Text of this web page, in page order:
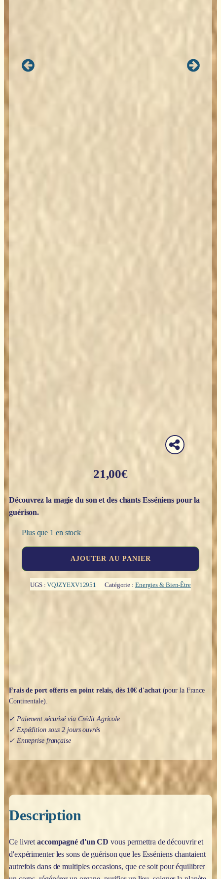
21,00€
Découvrez la magie du son et des chants Esséniens pour la
guérison.
Plus que 1 en stock
esséniens
AJOUTER AU PANIER
UGS :VQJZYEXV12951 Catégorie : Energies & Bien-Être
Frais de port offerts en point relais, dès 10€ d'achat(pour la France
Continentale).
✓ Paiement sécurisé via Crédit Agricole
✓ Expédition sous 2 jours ouvrés
✓ Entreprise française
Description
Ce livret accompagné d'un CD vous permettra de découvrir et
d'expérimenter les sons de guérison que les Esséniens chantaient
autrefois dans de multiples occasions, que ce soit pour équilibrer